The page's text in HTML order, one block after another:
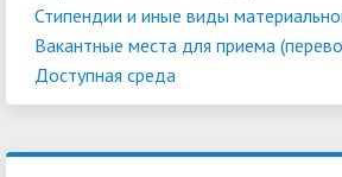
Стипендии и иные виды
Вакантные места для приема
Доступная среда